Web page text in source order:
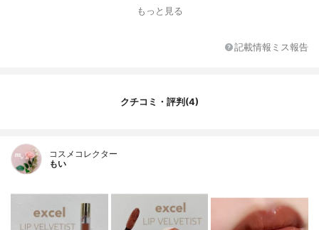
無香料もっと見る
記載情報ミス報告
クチコミ・評判(4)
コスメコレクター
もい